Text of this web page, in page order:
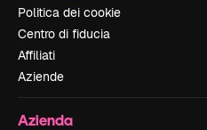
Politica dei cookie
Centro di fiducia
Affiliati
Aziende
Azienda